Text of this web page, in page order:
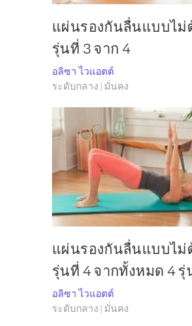
แผ่นรองกันลื่นแบบไม่
รุ่นที่ 3 จาก 4
อลิซา ไวแอตต์
ระดับกลาง | มั่นคง
แผ่นรองกันลื่นแบบไม่
รุ่นที่ 4 จากทั้งหมด 4 รุ่
อลิซา ไวแอตต์
ระดับกลาง | มั่นคง